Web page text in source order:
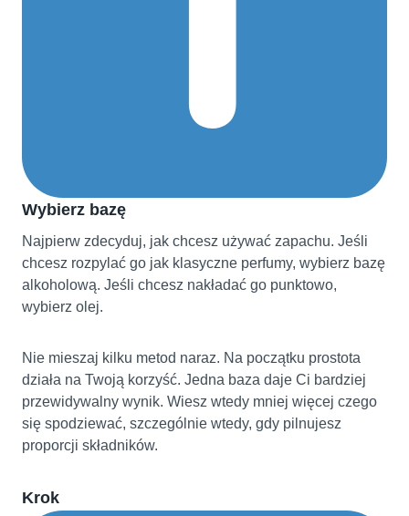
Wybierz bazę
Najpierw zdecyduj, jak chcesz używać zapachu. Jeśli
chcesz rozpylać go jak klasyczne perfumy, wybierz bazę
alkoholową. Jeśli chcesz nakładać go punktowo,
wybierz olej.
Nie mieszaj kilku metod naraz. Na początku prostota
działa na Twoją korzyść. Jedna baza daje Ci bardziej
przewidywalny wynik. Wiesz wtedy mniej więcej czego
się spodziewać, szczególnie wtedy, gdy pilnujesz
proporcji składników.
Krok